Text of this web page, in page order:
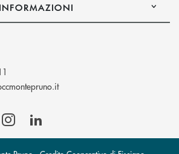
INFORMAZIONI
(si apre l’app di posta